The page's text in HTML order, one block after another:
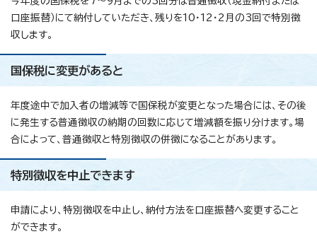
口座振替）にて納付していただき、残りを10・12・2月の3回で特別徴
収します。
国保税に変更があると
年度途中で加入者の増減等で国保税が変更となった場合には、その後
に発生する普通徴収の納期の回数に応じて増減額を振り分けます。場
合によって、普通徴収と特別徴収の併徴になることがあります。
特別徴収を中止できます
申請により、特別徴収を中止し、納付方法を口座振替へ変更すること
ができます。